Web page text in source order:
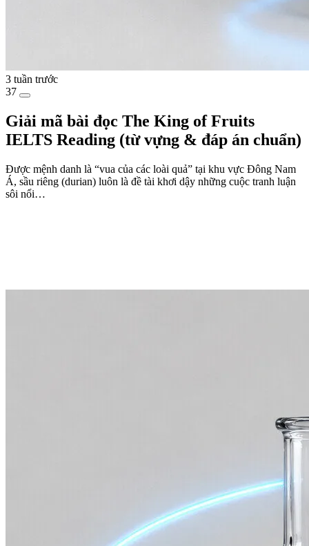
3 tuần trước
37
Giải mã bài đọc The King of Fruits
IELTS Reading (từ vựng & đáp án chuẩn)
Được mệnh danh là “vua của các loài quả” tại khu vực Đông Nam
Á, sầu riêng (durian) luôn là đề tài khơi dậy những cuộc tranh luận
sôi nổi…